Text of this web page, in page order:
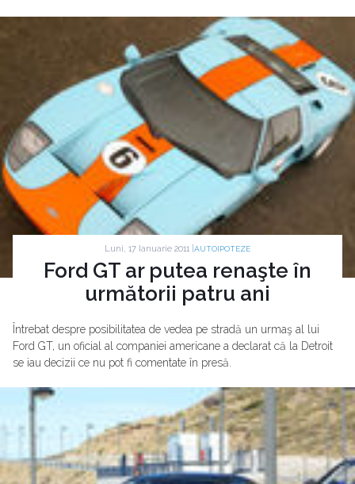
Luni, 17 Ianuarie 2011 | AUTOIPOTEZE
Ford GT ar putea renaşte în
următorii patru ani
Întrebat despre posibilitatea de vedea pe stradă un urmaş al lui
Ford GT, un oficial al companiei americane a declarat că la Detroit
se iau decizii ce nu pot fi comentate în presă.